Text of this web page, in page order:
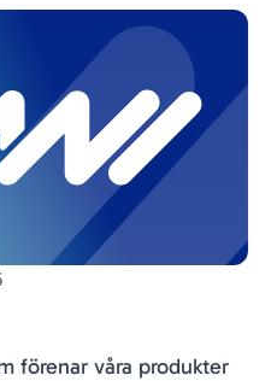
förenar våra produkter